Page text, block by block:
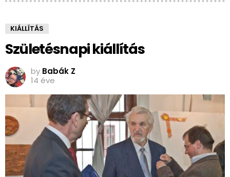
KIÁLLÍTÁS
Születésnapi kiállítás
by Babák Z
14 éve